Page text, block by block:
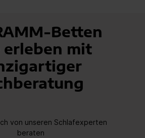
Betten
erleben mit
von unseren Schlafexperten
beraten